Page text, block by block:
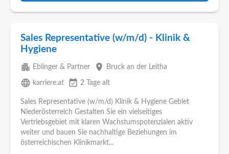
Sales Representative (w/m/d) - Klinik &
Hygiene
apartment Eblinger & Partner place Bruck an der Leitha
language karriere.at event_available 2 Tage alt
Sales Representative (w/m/d) Klinik & Hygiene Gebiet
Niederösterreich Gestalten Sie ein vielseitiges
Vertriebsgebiet mit klaren Wachstumspotenzialen aktiv
weiter und bauen Sie nachhaltige Beziehungen im
österreichischen Klinikmarkt...